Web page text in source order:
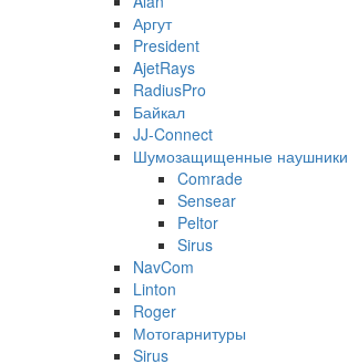
Аргут
President
AjetRays
RadiusPro
Байкал
JJ-Connect
Шумозащищенные наушники
Comrade
Sensear
Peltor
Sirus
NavCom
Linton
Roger
Мотогарнитуры
Sirus